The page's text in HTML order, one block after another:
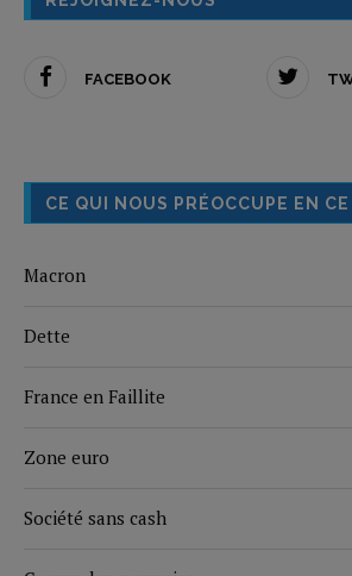
FACEBOOK
CE QUI NOUS PRÉOCCUPE EN
Macron
Dette
France en Faillite
Zone euro
Société sans cash